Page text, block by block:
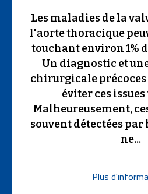
Les maladies de la
l'aorte thoracique
touchant environ 1%
Un diagnostic et
chirurgicale
éviter ces
Malheureusement,
souvent détectées par
ne...
Plus